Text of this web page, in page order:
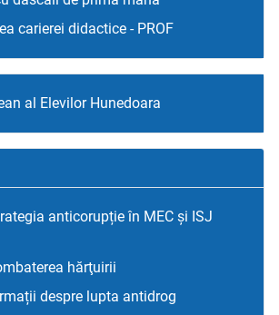
carierei didactice - PROF
al Elevilor Hunedoara
anticorupție în MEC și ISJ
hărţuirii
despre lupta antidrog